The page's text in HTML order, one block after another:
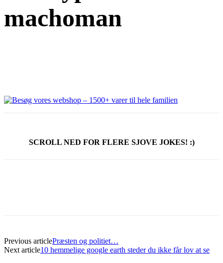
machoman
SCROLL NED FOR FLERE SJOVE JOKES! :)
Previous articlePræsten og politiet…
Next article10 hemmelige google earth steder du ikke får lov at se